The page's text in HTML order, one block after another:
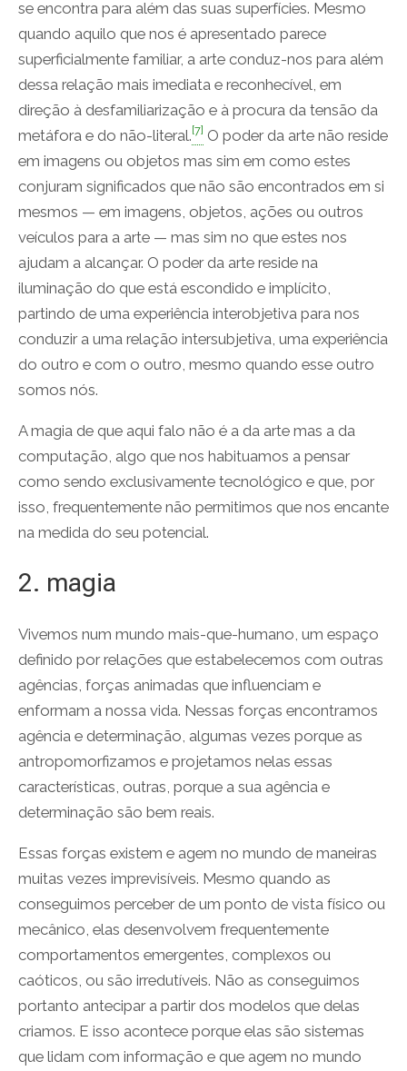
se encontra para além das suas superfícies. Mesmo
quando aquilo que nos é apresentado parece
superficialmente familiar, a arte conduz-nos para além
dessa relação mais imediata e reconhecível, em
direção à desfamiliarização e à procura da tensão da
metáfora e do não-literal. [7] O poder da arte não reside
em imagens ou objetos mas sim em como estes
conjuram significados que não são encontrados em si
mesmos — em imagens, objetos, ações ou outros
veículos para a arte — mas sim no que estes nos
ajudam a alcançar. O poder da arte reside na
iluminação do que está escondido e implícito,
partindo de uma experiência interobjetiva para nos
conduzir a uma relação intersubjetiva, uma experiência
do outro e com o outro, mesmo quando esse outro
somos nós.
A magia de que aqui falo não é a da arte mas a da
computação, algo que nos habituamos a pensar
como sendo exclusivamente tecnológico e que, por
isso, frequentemente não permitimos que nos encante
na medida do seu potencial.
2. magia
Vivemos num mundo mais-que-humano, um espaço
definido por relações que estabelecemos com outras
agências, forças animadas que influenciam e
enformam a nossa vida. Nessas forças encontramos
agência e determinação, algumas vezes porque as
antropomorfizamos e projetamos nelas essas
características, outras, porque a sua agência e
determinação são bem reais.
Essas forças existem e agem no mundo de maneiras
muitas vezes imprevisíveis. Mesmo quando as
conseguimos perceber de um ponto de vista físico ou
mecânico, elas desenvolvem frequentemente
comportamentos emergentes, complexos ou
caóticos, ou são irredutíveis. Não as conseguimos
portanto antecipar a partir dos modelos que delas
criamos. E isso acontece porque elas são sistemas
que lidam com informação e que agem no mundo